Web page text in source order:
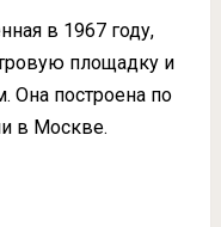
в 1967 году,
площадку и
Она построена по
в Москве.